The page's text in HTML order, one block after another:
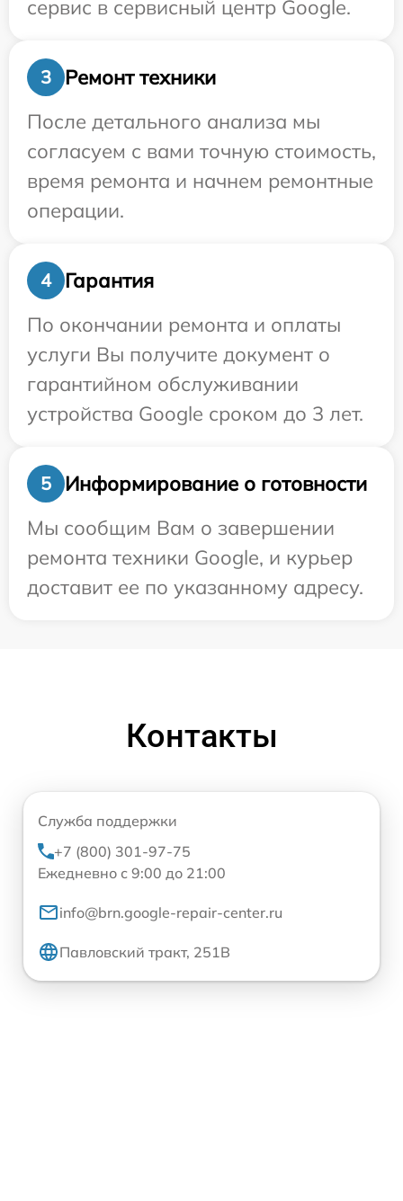
сервис в сервисный центр Google.
3
Ремонт техники
После детального анализа мы
согласуем с вами точную стоимость,
время ремонта и начнем ремонтные
операции.
4
Гарантия
По окончании ремонта и оплаты
услуги Вы получите документ о
гарантийном обслуживании
устройства Google сроком до 3 лет.
5
Информирование о готовности
Мы сообщим Вам о завершении
ремонта техники Google, и курьер
доставит ее по указанному адресу.
Контакты
Служба поддержки
+7 (800) 301-97-75
Ежедневно с 9:00 до 21:00
info@brn.google-repair-center.ru
Павловский тракт, 251В